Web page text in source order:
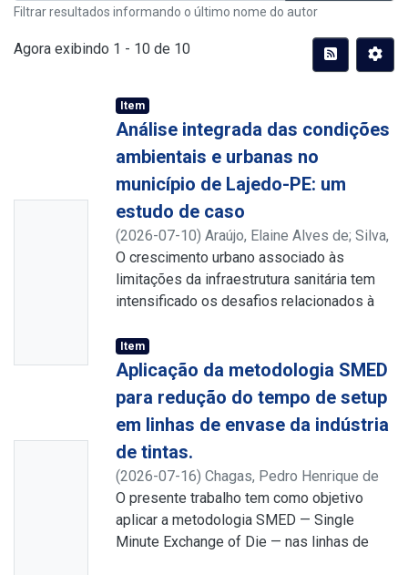
Filtrar resultados informando o último nome do autor
Agora exibindo 1 - 10 de 10
Item
Análise integrada das condições
ambientais e urbanas no
município de Lajedo-PE: um
estudo de caso
(2026-07-10) Araújo, Elaine Alves de; Silva,
Silvanete Severino da
http://lattes.cnpq.br/0697832792587182
http://lattes.cnpq.br/8637793311328430
O crescimento urbano associado às
limitações da infraestrutura sanitária tem
intensificado os desafios relacionados à
territorial em municípios do semiárido
brasileiro. Nesse contexto, este estudo
teve como objetivo analisar as condições
ambientais, urbanas e de saneamento do
município de Lajedo-PE, por meio da
integração de informações territoriais,
socioeconômicas e ambientais, visando
identificar fragilidades relacionadas ao uso
e ocupação do solo, à infraestrutura urbana
e à drenagem pluvial. A pesquisa adotou
Item
Aplicação da metodologia SMED
para redução do tempo de setup
em linhas de envase da indústria
de tintas.
(2026-07-16) Chagas, Pedro Henrique de
Lima;Alves, Henrique Patriota;
http://lattes.cnpq.br/7427411475422754
http://lattes.cnpq.br/3346672305686656
O presente trabalho tem como objetivo
aplicar a metodologia SMED — Single
Minute Exchange of Die — nas linhas de